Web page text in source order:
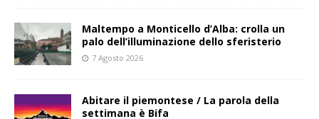
Maltempo a Monticello d’Alba: crolla un
palo dell’illuminazione dello sferisterio
7 Agosto 2026
Abitare il piemontese / La parola della
settimana è Bifa